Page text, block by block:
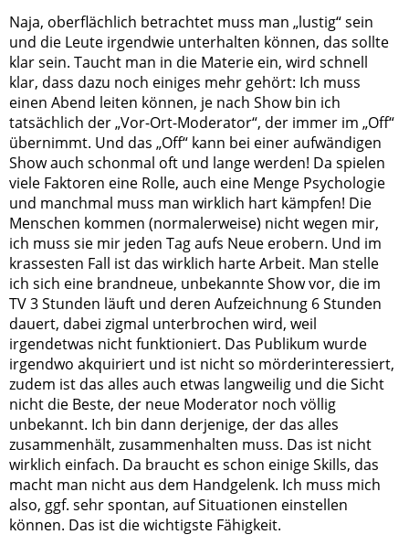
Naja, oberflächlich betrachtet muss man „lustig“ sein
und die Leute irgendwie unterhalten können, das sollte
klar sein. Taucht man in die Materie ein, wird schnell
klar, dass dazu noch einiges mehr gehört: Ich muss
einen Abend leiten können, je nach Show bin ich
tatsächlich der „Vor-Ort-Moderator“, der immer im „Off“
übernimmt. Und das „Off“ kann bei einer aufwändigen
Show auch schonmal oft und lange werden! Da spielen
viele Faktoren eine Rolle, auch eine Menge Psychologie
und manchmal muss man wirklich hart kämpfen! Die
Menschen kommen (normalerweise) nicht wegen mir,
ich muss sie mir jeden Tag aufs Neue erobern. Und im
krassesten Fall ist das wirklich harte Arbeit. Man stelle
ich sich eine brandneue, unbekannte Show vor, die im
TV 3 Stunden läuft und deren Aufzeichnung 6 Stunden
dauert, dabei zigmal unterbrochen wird, weil
irgendetwas nicht funktioniert. Das Publikum wurde
irgendwo akquiriert und ist nicht so mörderinteressiert,
zudem ist das alles auch etwas langweilig und die Sicht
nicht die Beste, der neue Moderator noch völlig
unbekannt. Ich bin dann derjenige, der das alles
zusammenhält, zusammenhalten muss. Das ist nicht
wirklich einfach. Da braucht es schon einige Skills, das
macht man nicht aus dem Handgelenk. Ich muss mich
also, ggf. sehr spontan, auf Situationen einstellen
können. Das ist die wichtigste Fähigkeit.